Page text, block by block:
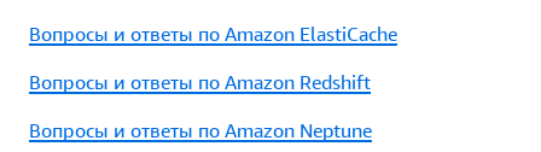
Вопросы и ответы по Amazon ElastiCache
Вопросы и ответы по Amazon Redshift
Вопросы и ответы по Amazon Neptune